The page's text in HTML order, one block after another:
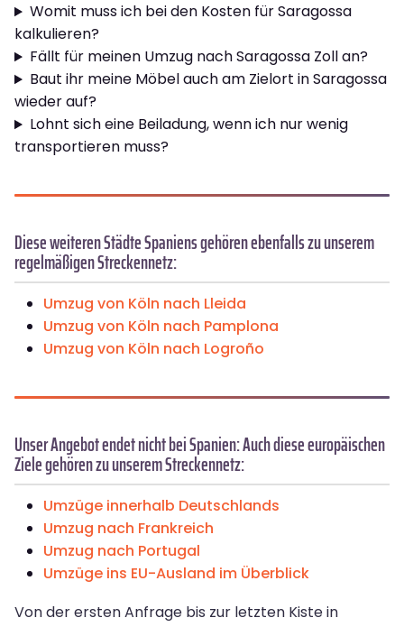
Womit muss ich bei den Kosten für Saragossa
kalkulieren?
Fällt für meinen Umzug nach Saragossa Zoll an?
Baut ihr meine Möbel auch am Zielort in Saragossa
wieder auf?
Lohnt sich eine Beiladung, wenn ich nur wenig
transportieren muss?
Diese weiteren Städte Spaniens gehören ebenfalls zu unserem
regelmäßigen Streckennetz:
Umzug von Köln nach Lleida
Umzug von Köln nach Pamplona
Umzug von Köln nach Logroño
Unser Angebot endet nicht bei Spanien: Auch diese europäischen
Ziele gehören zu unserem Streckennetz:
Umzüge innerhalb Deutschlands
Umzug nach Frankreich
Umzug nach Portugal
Umzüge ins EU-Ausland im Überblick
Von der ersten Anfrage bis zur letzten Kiste in